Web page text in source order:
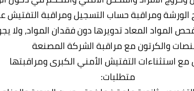
الورشة ومراقبة حساب التسجيل ومراقبة التفتيش
المواد المعاد تدويرها دون فقدان المواد، ولا
والكرتون مع مراقبة الشركة المصنعة
مع استثناءات التفتيش الأمني ​​الكبرى ومراقبتها
متطلبات: